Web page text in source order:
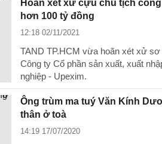
Hoãn xét xử cựu chủ tịch
hơn 100 tỷ đồng
12:18 02/11/2021
TAND TP.HCM vừa hoãn xét xử
Công ty Cổ phần sản xuất, xuất
nghiệp - Upexim.
Ông trùm ma tuý Văn Kính
thân ở toà
14:19 17/07/2020